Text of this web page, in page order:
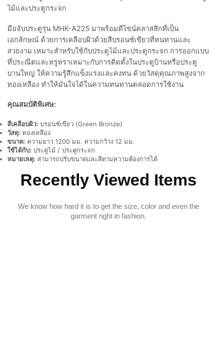
ไม้และประตูกระจก
มือจับประตูรุ่น MHK-A225 มาพร้อมดีไซน์คลาสสิกที่เป็น
เอกลักษณ์ ด้วยการเคลือบผิวด้วยสีบรอนซ์เขียวที่ทนทานและ
สวยงาม เหมาะสำหรับใช้กับประตูไม้และประตูกระจก การออกแบบ
ที่ประณีตและหรูหราเหมาะกับการติดตั้งในประตูบ้านหรือประตู
บานใหญ่ ให้ความรู้สึกแข็งแรงและคงทน ด้วยวัสดุคุณภาพสูงจาก
ทองเหลือง ทำให้มั่นใจได้ในความทนทานตลอดการใช้งาน
คุณสมบัติพิเศษ:
สีเคลือบผิว: บรอนซ์เขียว (Green Bronze)
วัสดุ: ทองเหลือง
ขนาด: ความยาว 1200 มม. ความกว้าง 12 มม.
ใช้ได้กับ: ประตูไม้ / ประตูกระจก
หมายเหตุ: สามารถปรับขนาดและสีตามความต้องการได้
Recently Viewed Items
We know how hard it is to get the size, color and even the
garment right in fashion.